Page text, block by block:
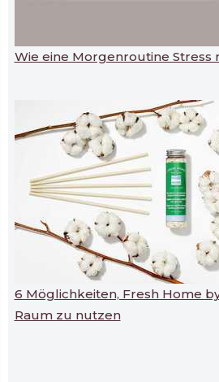
Wie eine Morgenroutine Stress
6 Möglichkeiten, Fresh Home
Raum zu nutzen